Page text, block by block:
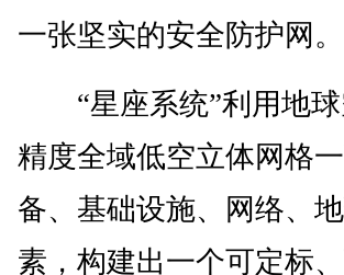
一张坚实的安全防护网。
“星座系统”利用地球
精度全域低空立体网格
备、基础设施、网络、
素，构建出一个可定标